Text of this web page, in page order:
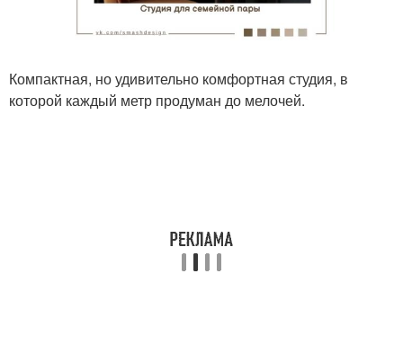
Компактная, но удивительно комфортная студия, в
которой каждый метр продуман до мелочей.